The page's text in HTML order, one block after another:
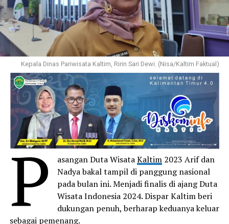
Kepala Dinas Pariwisata Kaltim, Ririn Sari Dewi. (Nisa/Kaltim Faktual)
P asangan Duta WisataKaltim 2023 Arif dan
Nadya bakal tampil di panggung nasional
pada bulan ini. Menjadi finalis di ajang Duta
Wisata Indonesia 2024. Dispar Kaltim beri
dukungan penuh, berharap keduanya keluar
sebagai pemenang.